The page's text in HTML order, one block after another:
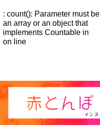
: count(): Parameter must be
an array or an object that
implements Countable in
on line